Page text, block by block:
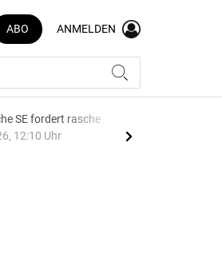
ABO ANMELDEN
SE fordert rasche
12:10 Uhr